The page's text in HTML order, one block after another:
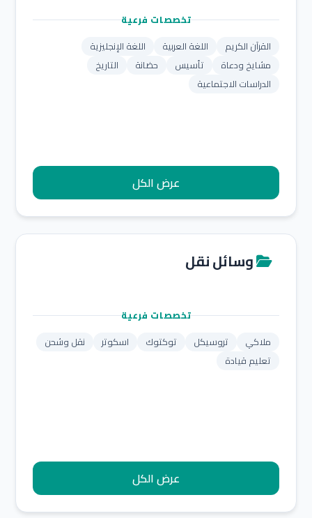
تخصصات فرعية
القرآن الكريم
اللغة العربية
اللغة الإنجليزية
مشايخ ودعاة
تأسيس حضانة
التاريخ
الدراسات الاجتماعية
عرض الكل
وسائل نقل
تخصصات فرعية
ملاكي
تروسيكل توكتوك اسكوتر
نقل وشحن
تعليم قيادة
عرض الكل